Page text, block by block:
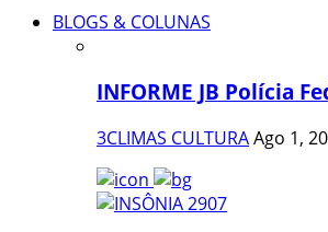
BLOGS & COLUNAS
INFORME JB Polícia
3CLIMAS CULTURAAgo 1,